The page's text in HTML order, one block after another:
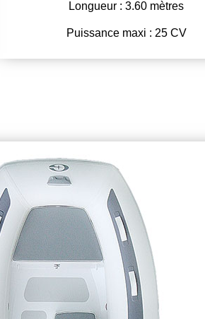
Longueur : 3.60 mètres
Puissance maxi : 25 CV